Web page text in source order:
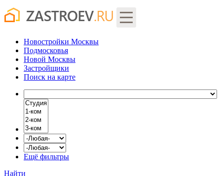
Новостройки Москвы
Подмосковья
Новой Москвы
Застройщики
Поиск на карте
Ещё фильтры
Найти